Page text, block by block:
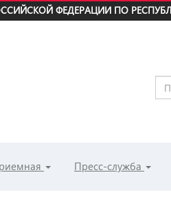
ФЕДЕРАЦИИ ПО
Пресс-служба